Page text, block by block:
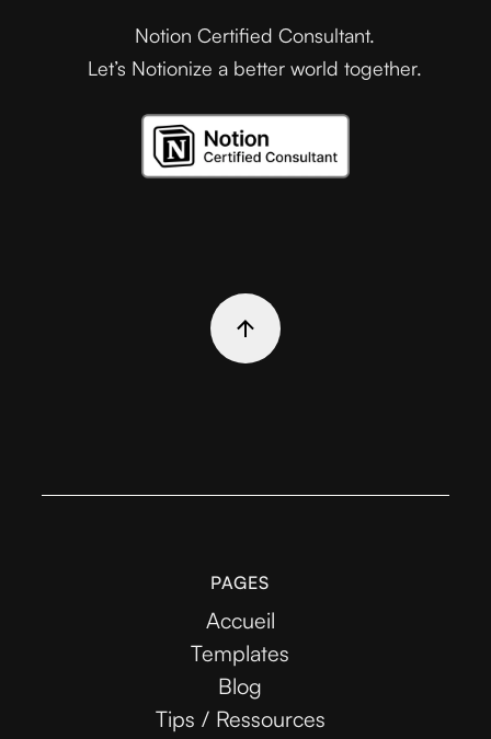
Notion Certified Consultant.
Let’s Notionize a better world together.
PAGES
Accueil
Templates
Blog
Tips / Ressources